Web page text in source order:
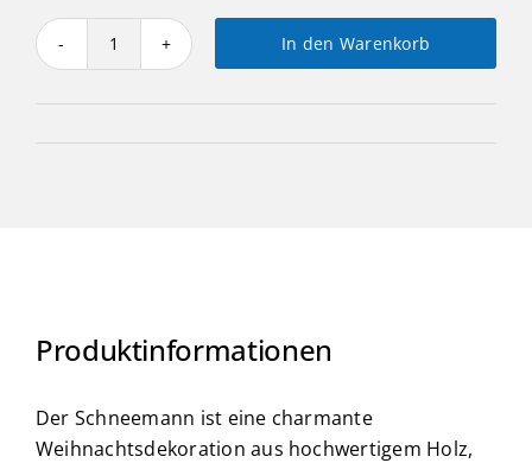
Schneemann
In den Warenkorb
Produktinformationen
Der Schneemann ist eine charmante
Weihnachtsdekoration aus hochwertigem Holz,